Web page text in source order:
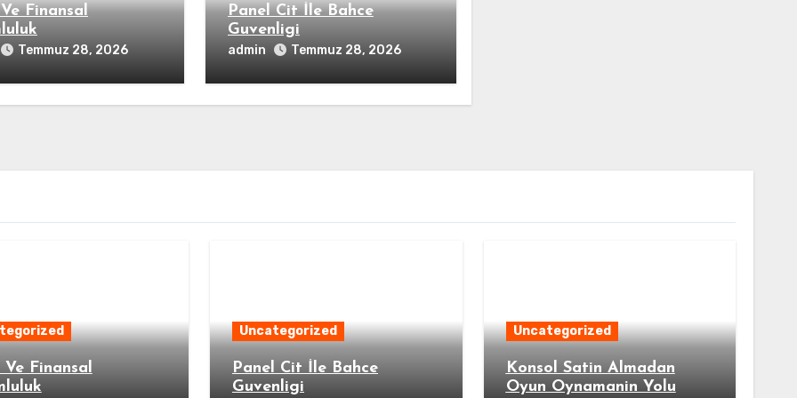
Finansal
Temmuz 28, 2026
Panel Cit İle Bahce
Guvenligi
admin Temmuz 28, 2026
Ve Finansal
Uncategorized
Panel Cit İle Bahce
Guvenligi
Uncategorized
Konsol Satin Almadan
Oyun Oynamanin Yolu